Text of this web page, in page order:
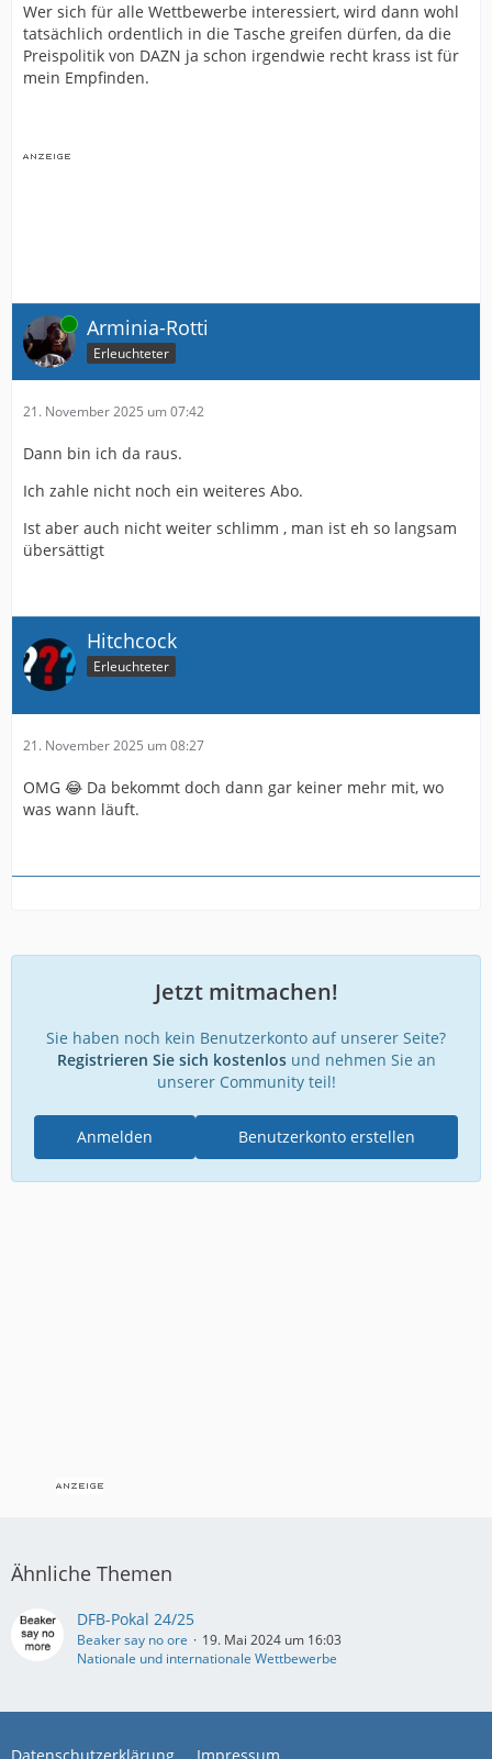
Wer sich für alle Wettbewerbe interessiert, wird dann wohl
tatsächlich ordentlich in die Tasche greifen dürfen, da die
Preispolitik von DAZN ja schon irgendwie recht krass ist für
mein Empfinden.
Online Arminia-Rotti
Erleuchteter
21. November 2025 um 07:42
Dann bin ich da raus.
Ich zahle nicht noch ein weiteres Abo.
Ist aber auch nicht weiter schlimm , man ist eh so langsam
übersättigt
Hitchcock
Erleuchteter
21. November 2025 um 08:27
OMG 😂 Da bekommt doch dann gar keiner mehr mit, wo
was wann läuft.
Jetzt mitmachen!
Sie haben noch kein Benutzerkonto auf unserer Seite?
Registrieren Sie sich kostenlosund nehmen Sie an
unserer Community teil!
Benutzerkonto erstellen
Anmelden
Ähnliche Themen
DFB-Pokal 24/25
Beaker say no ore
19. Mai 2024 um 16:03
Nationale und internationale Wettbewerbe